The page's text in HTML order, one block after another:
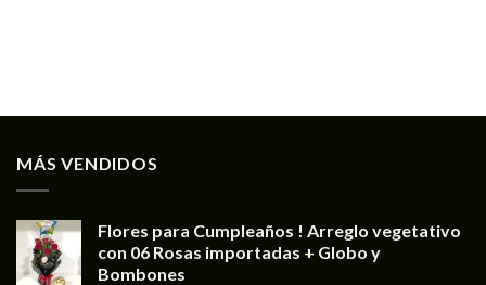
MÁS VENDIDOS
Flores para Cumpleaños ! Arreglo vegetativo
con 06 Rosas importadas + Globo y
Bombones